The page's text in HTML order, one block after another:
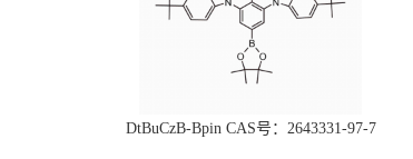
DtBuCzB-Bpin CAS号：2643331-97-7